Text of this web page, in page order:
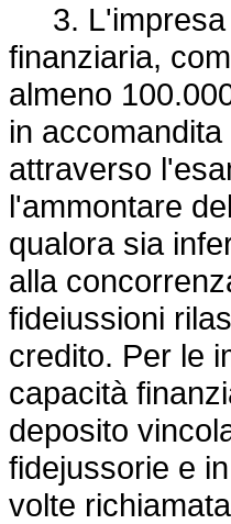
3. L'impresa
finanziaria,
almeno
in
attraverso
l'ammontare
qualora sia
alla
fideiussioni
credito. Per le
capacità
deposito
fidejussorie e
volte richiamata